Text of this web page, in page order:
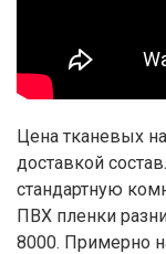
Цена тканевых
доставкой
стандартную
ПВХ пленки
8000. Примерно